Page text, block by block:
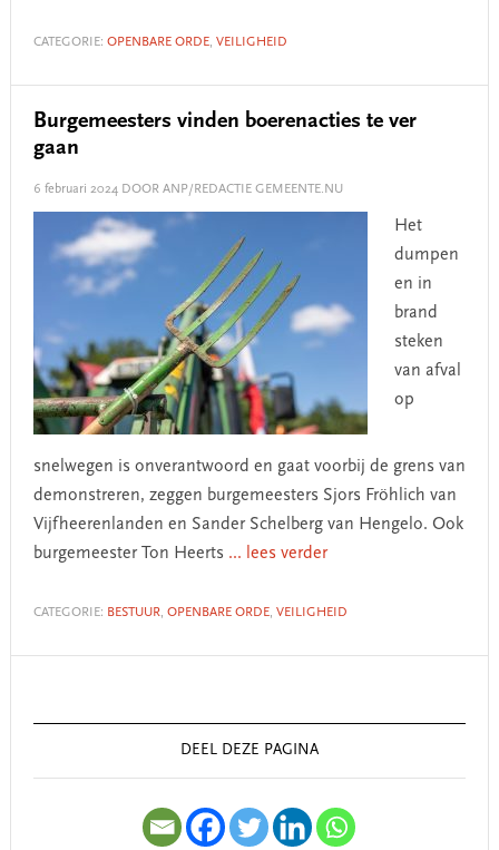
CATEGORIE: OPENBARE ORDE, VEILIGHEID
Burgemeesters vinden boerenacties te ver
gaan
6 februari 2024DOOR ANP/REDACTIE GEMEENTE.NU
Het
dumpen
en in
brand
steken
van afval
op
snelwegen is onverantwoord en gaat voorbij de grens van
demonstreren, zeggen burgemeesters Sjors Fröhlich van
Vijfheerenlanden en Sander Schelberg van Hengelo. Ook
burgemeester Ton Heerts ... lees verder
CATEGORIE: BESTUUR, OPENBARE ORDE, VEILIGHEID
Sidebar
DEEL DEZE PAGINA